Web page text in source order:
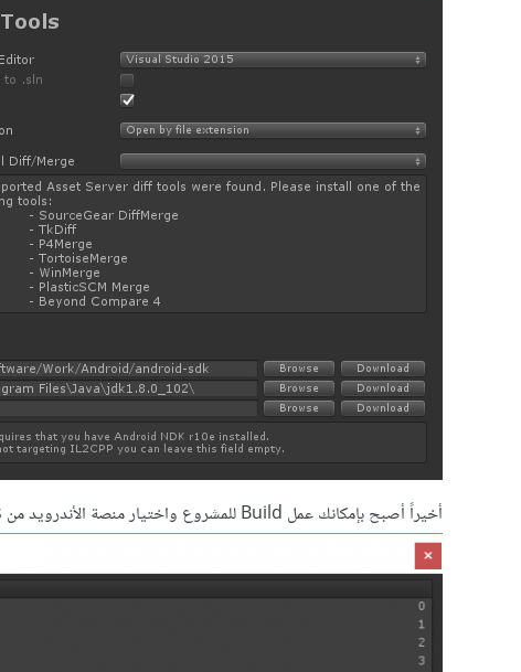
أخيراً أصبح بإمكانك عمل Build للمشروع واختيار منصة الأندرويد من File -> Build Settings